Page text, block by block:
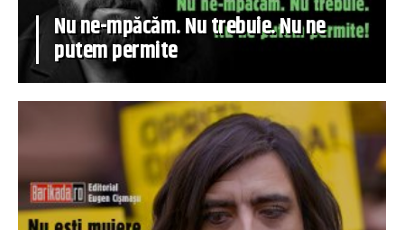
Nu ne-mpăcăm. Nu trebuie. Nu ne
putem permite